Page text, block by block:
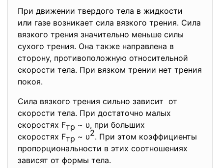
При движении твердого тела в жидкости
или газе возникает силa вязкого трения. Сила
вязкого трения значительно меньше силы
сухого трения. Она также направлена в
сторону, противоположную относительной
скорости тела. При вязком трении нет трения
покоя.
Сила вязкого трения сильно зависит от
скорости тела. При достаточно малых
скоростях Fтр ~ υ, при больших
скоростях Fтр ~ υ2. При этом коэффициенты
пропорциональности в этих соотношениях
зависят от формы тела.